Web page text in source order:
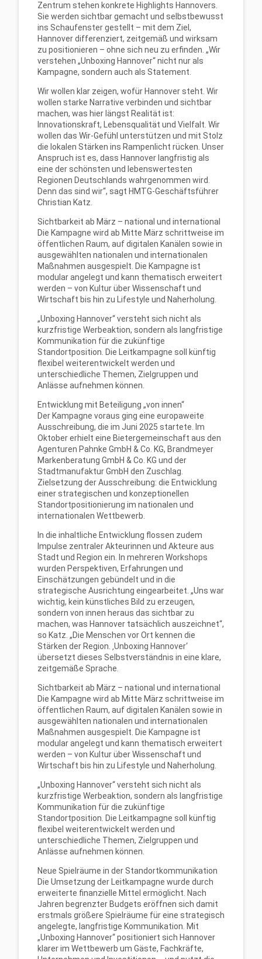
Zentrum stehen konkrete Highlights Hannovers.
Sie werden sichtbar gemacht und selbstbewusst
ins Schaufenster gestellt – mit dem Ziel,
Hannover differenziert, zeitgemäß und wirksam
zu positionieren – ohne sich neu zu erfinden. „Wir
verstehen „Unboxing Hannover“ nicht nur als
Kampagne, sondern auch als Statement.
Wir wollen klar zeigen, wofür Hannover steht. Wir
wollen starke Narrative verbinden und sichtbar
machen, was hier längst Realität ist:
Innovationskraft, Lebensqualität und Vielfalt. Wir
wollen das Wir-Gefühl unterstützen und mit Stolz
die lokalen Stärken ins Rampenlicht rücken. Unser
Anspruch ist es, dass Hannover langfristig als
eine der schönsten und lebenswertesten
Regionen Deutschlands wahrgenommen wird.
Denn das sind wir“, sagt HMTG-Geschäftsführer
Christian Katz.
Sichtbarkeit ab März – national und international
Die Kampagne wird ab Mitte März schrittweise im
öffentlichen Raum, auf digitalen Kanälen sowie in
ausgewählten nationalen und internationalen
Maßnahmen ausgespielt. Die Kampagne ist
modular angelegt und kann thematisch erweitert
werden – von Kultur über Wissenschaft und
Wirtschaft bis hin zu Lifestyle und Naherholung.
„Unboxing Hannover“ versteht sich nicht als
kurzfristige Werbeaktion, sondern als langfristige
Kommunikation für die zukünftige
Standortposition. Die Leitkampagne soll künftig
flexibel weiterentwickelt werden und
unterschiedliche Themen, Zielgruppen und
Anlässe aufnehmen können.
Entwicklung mit Beteiligung „von innen“
Der Kampagne voraus ging eine europaweite
Ausschreibung, die im Juni 2025 startete. Im
Oktober erhielt eine Bietergemeinschaft aus den
Agenturen Pahnke GmbH & Co. KG, Brandmeyer
Markenberatung GmbH & Co. KG und der
Stadtmanufaktur GmbH den Zuschlag.
Zielsetzung der Ausschreibung: die Entwicklung
einer strategischen und konzeptionellen
Standortpositionierung im nationalen und
internationalen Wettbewerb.
In die inhaltliche Entwicklung flossen zudem
Impulse zentraler Akteurinnen und Akteure aus
Stadt und Region ein. In mehreren Workshops
wurden Perspektiven, Erfahrungen und
Einschätzungen gebündelt und in die
strategische Ausrichtung eingearbeitet. „Uns war
wichtig, kein künstliches Bild zu erzeugen,
sondern von innen heraus das sichtbar zu
machen, was Hannover tatsächlich auszeichnet“,
so Katz. „Die Menschen vor Ort kennen die
Stärken der Region. ‚Unboxing Hannover‘
übersetzt dieses Selbstverständnis in eine klare,
zeitgemäße Sprache.
Sichtbarkeit ab März – national und international
Die Kampagne wird ab Mitte März schrittweise im
öffentlichen Raum, auf digitalen Kanälen sowie in
ausgewählten nationalen und internationalen
Maßnahmen ausgespielt. Die Kampagne ist
modular angelegt und kann thematisch erweitert
werden – von Kultur über Wissenschaft und
Wirtschaft bis hin zu Lifestyle und Naherholung.
„Unboxing Hannover“ versteht sich nicht als
kurzfristige Werbeaktion, sondern als langfristige
Kommunikation für die zukünftige
Standortposition. Die Leitkampagne soll künftig
flexibel weiterentwickelt werden und
unterschiedliche Themen, Zielgruppen und
Anlässe aufnehmen können.
Neue Spielräume in der Standortkommunikation
Die Umsetzung der Leitkampagne wurde durch
erweiterte finanzielle Mittel ermöglicht. Nach
Jahren begrenzter Budgets eröffnen sich damit
erstmals größere Spielräume für eine strategisch
angelegte, langfristige Kommunikation. Mit
„Unboxing Hannover“ positioniert sich Hannover
klarer im Wettbewerb um Gäste, Fachkräfte,